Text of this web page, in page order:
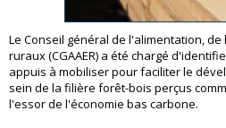
Le Conseil général de l'alimentation,
ruraux (CGAAER) a été chargé
appuis à mobiliser pour faciliter le
sein de la filière forêt-bois perçus
l'essor de l'économie bas carbone.